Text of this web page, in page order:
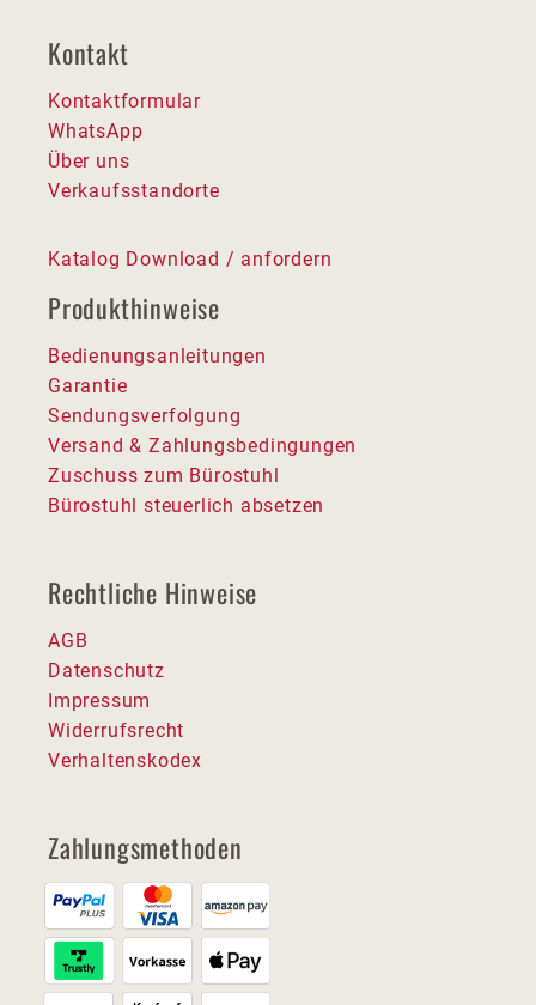
Kontakt
Kontaktformular
WhatsApp
Über uns
Verkaufsstandorte
Katalog Download / anfordern
Produkthinweise
Bedienungsanleitungen
Garantie
Sendungsverfolgung
Versand & Zahlungsbedingungen
Zuschuss zum Bürostuhl
Bürostuhl steuerlich absetzen
Rechtliche Hinweise
AGB
Datenschutz
Impressum
Widerrufsrecht
Verhaltenskodex
Zahlungsmethoden